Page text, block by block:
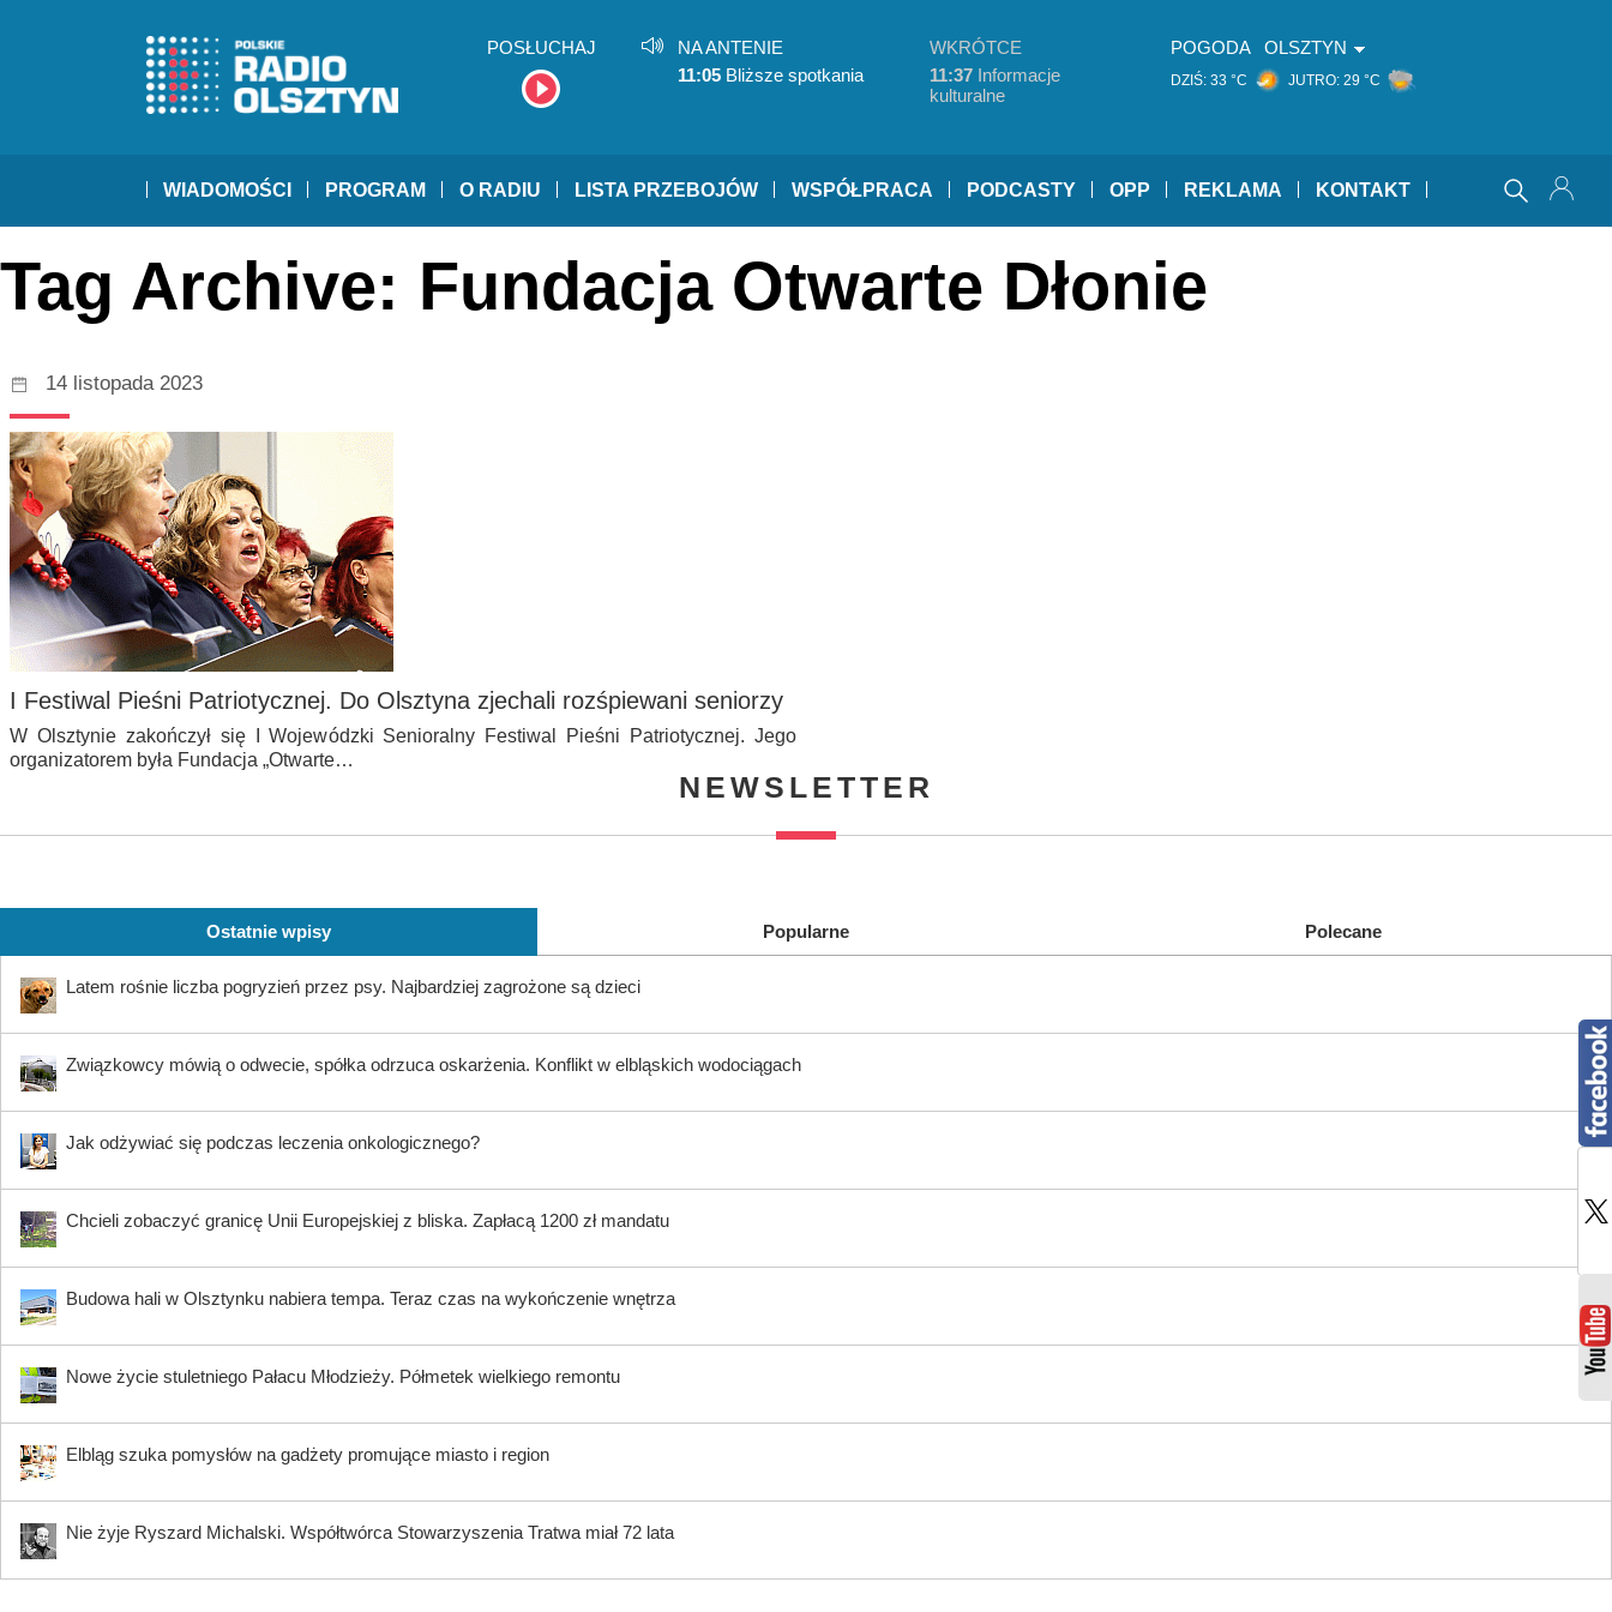
POSŁUCHAJ
NA ANTENIE
11:05 Bliższe spotkania
WKRÓTCE
11:37 Informacje
kulturalne
POGODA OLSZTYN
DZIŚ: 33 °C JUTRO: 29 °C
WIADOMOŚCI PROGRAM O RADIU LISTA PRZEBOJÓW WSPÓŁPRACA PODCASTY OPP REKLAMA KONTAKT
Tag Archive: Fundacja Otwarte Dłonie
14 listopada 2023
I Festiwal Pieśni Patriotycznej. Do Olsztyna zjechali rozśpiewani seniorzy
W Olsztynie zakończył się I Wojewódzki Senioralny Festiwal Pieśni Patriotycznej. Jego
organizatorem była Fundacja „Otwarte…
NEWSLETTER
Ostatnie wpisy Popularne Polecane
Latem rośnie liczba pogryzień przez psy. Najbardziej zagrożone są dzieci
Związkowcy mówią o odwecie, spółka odrzuca oskarżenia. Konflikt w elbląskich wodociągach
Jak odżywiać się podczas leczenia onkologicznego?
Chcieli zobaczyć granicę Unii Europejskiej z bliska. Zapłacą 1200 zł mandatu
Budowa hali w Olsztynku nabiera tempa. Teraz czas na wykończenie wnętrza
Nowe życie stuletniego Pałacu Młodzieży. Półmetek wielkiego remontu
Elbląg szuka pomysłów na gadżety promujące miasto i region
Nie żyje Ryszard Michalski. Współtwórca Stowarzyszenia Tratwa miał 72 lata